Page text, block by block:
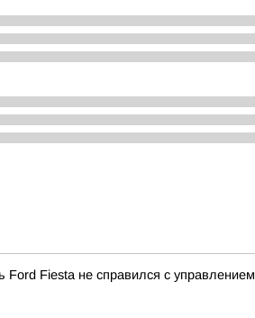
Fiesta не справился с управлением